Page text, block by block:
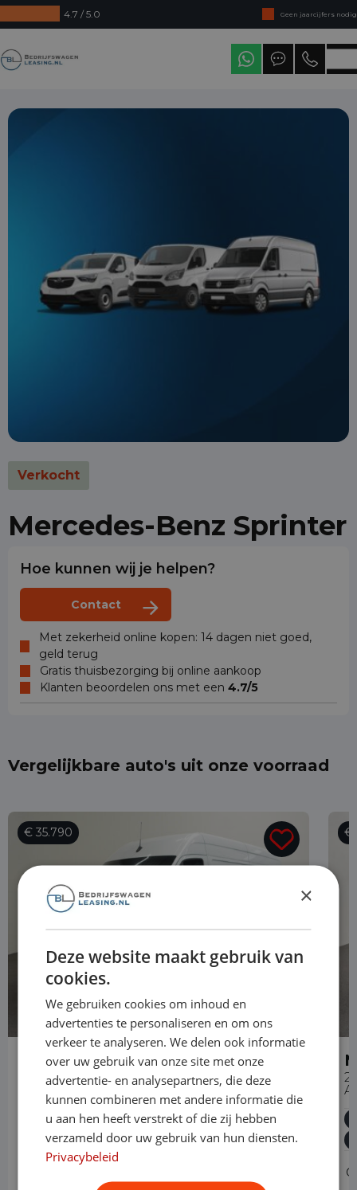
4.7 / 5.0
Geen jaarcijfers nodig
Direct uit voorraad leverbaar
Levering in heel Nederland
Verkocht
Mercedes-Benz Sprinter
Hoe kunnen wij je helpen?
Contact
Met zekerheid online kopen: 14 dagen niet goed,
geld terug
Gratis thuisbezorging bij online aankoop
Klanten beoordelen ons met een 4.7/5
Vergelijkbare auto's uit onze voorraad
€ 35.790
Mercedes-Benz Sprinter
315 CDI Automaat L2H2 PRO
Diesel Automaat 42.018 km
2024
Asten
L2H2
€
×
Deze website maakt gebruik van
cookies.
We gebruiken cookies om inhoud en
advertenties te personaliseren en om ons
verkeer te analyseren. We delen ook informatie
over uw gebruik van onze site met onze
advertentie- en analysepartners, die deze
kunnen combineren met andere informatie die
u aan hen heeft verstrekt of die zij hebben
verzameld door uw gebruik van hun diensten.
Privacybeleid